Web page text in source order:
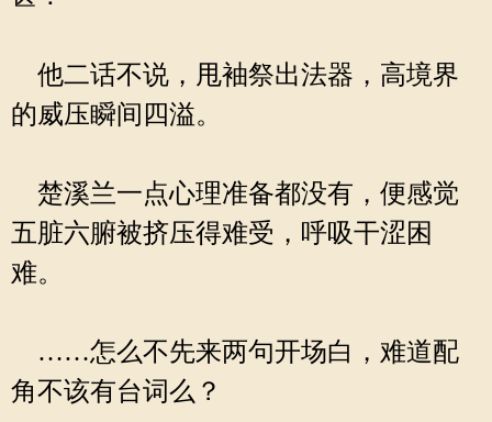
他二话不说，甩袖祭出法器，高境界
的威压瞬间四溢。
楚溪兰一点心理准备都没有，便感觉
五脏六腑被挤压得难受，呼吸干涩困
难。
……怎么不先来两句开场白，难道配
角不该有台词么？